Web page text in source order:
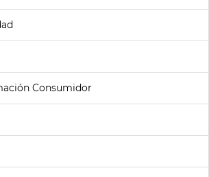
Consumidor